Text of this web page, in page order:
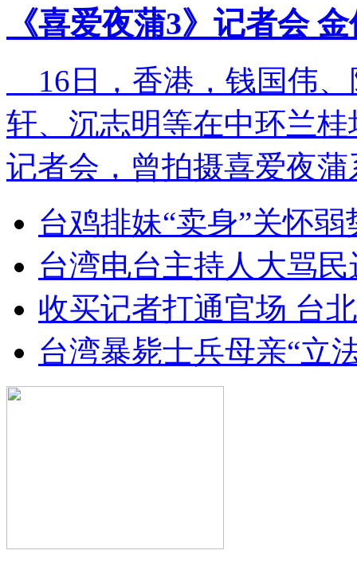
《喜爱夜蒲3》记者会
16日，香港，钱国伟
轩、沉志明等在中环兰
记者会，曾拍摄喜爱夜
台鸡排妹“卖身”关怀
台湾电台主持人大骂
收买记者打通官场 台
台湾暴毙士兵母亲“立